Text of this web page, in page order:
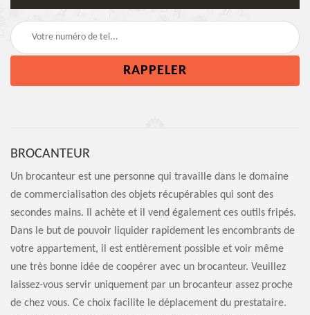
BROCANTEUR
Un brocanteur est une personne qui travaille dans le domaine
de commercialisation des objets récupérables qui sont des
secondes mains. Il achète et il vend également ces outils fripés.
Dans le but de pouvoir liquider rapidement les encombrants de
votre appartement, il est entièrement possible et voir même
une très bonne idée de coopérer avec un brocanteur. Veuillez
laissez-vous servir uniquement par un brocanteur assez proche
de chez vous. Ce choix facilite le déplacement du prestataire.